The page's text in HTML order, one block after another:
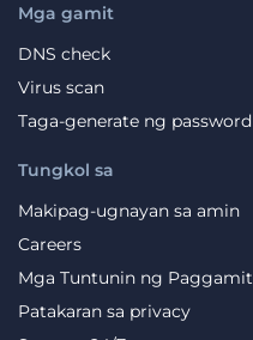
Tungkol sa
Makipag-ugnayan sa amin
Careers
Mga Tuntunin ng Paggamit
Patakaran sa privacy
Mga gamit
DNS check
Virus scan
Taga-generate ng password